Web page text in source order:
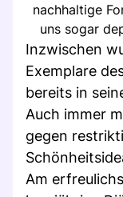
nachhaltige
uns sogar
Inzwischen
Exemplare
bereits in
Auch immer
gegen
Am